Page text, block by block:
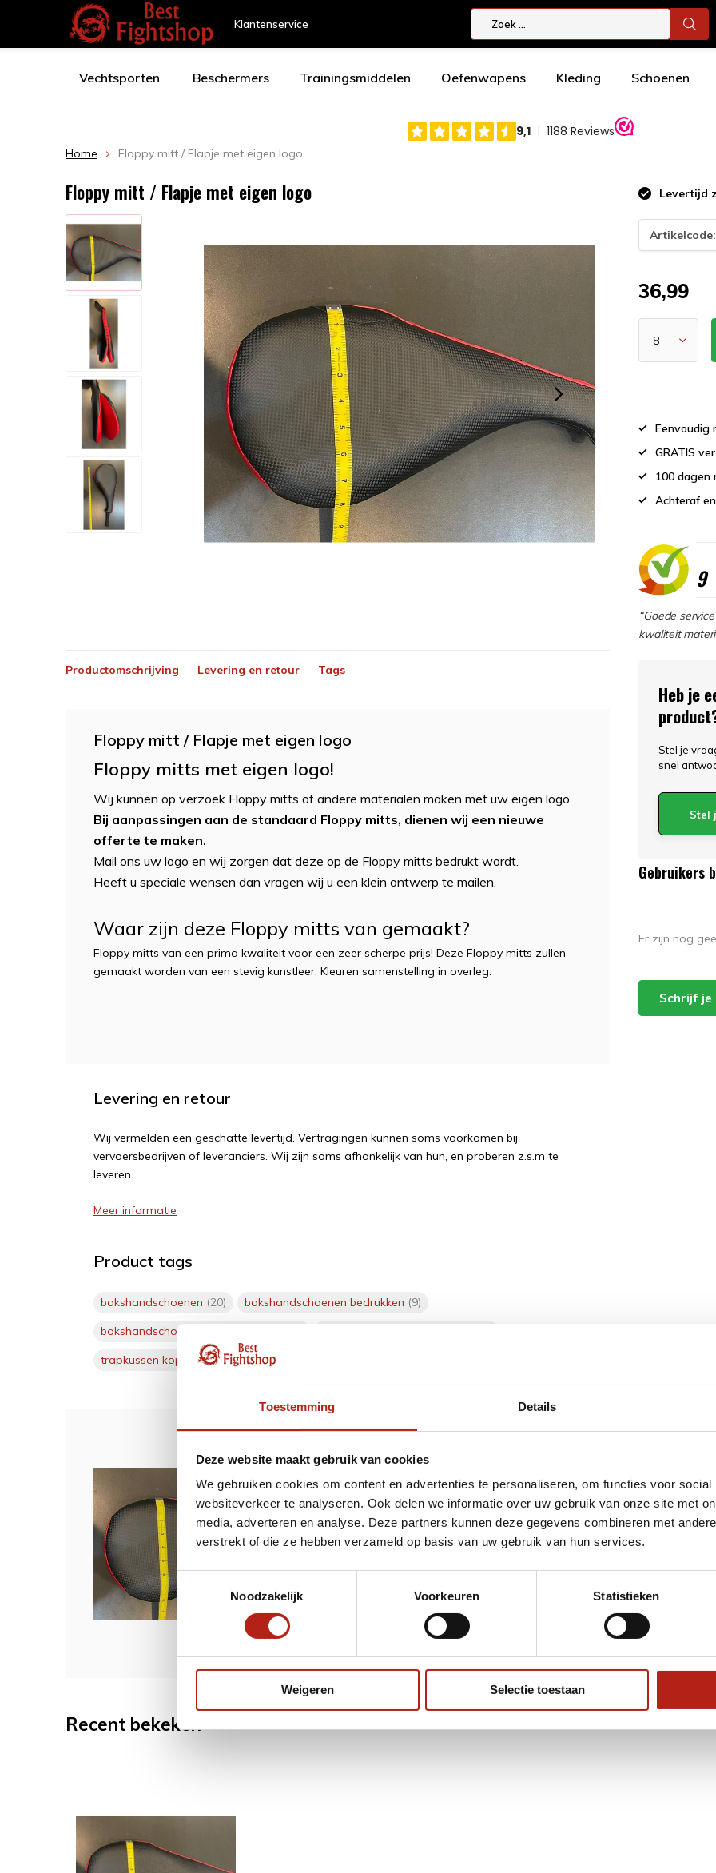
Toestemming Details
Deze website maakt gebruik van cookies
We gebruiken cookies om content en advertenties te personaliseren, om functies voor
websiteverkeer te analyseren. Ook delen we informatie over uw gebruik van onze site met
media, adverteren en analyse. Deze partners kunnen deze gegevens combineren met
verstrekt of die ze hebben verzameld op basis van uw gebruik van hun services.
Toestemmingsselectie
Noodzakelijk
Voorkeuren Statistieken
Weigeren Selectie toestaan
Klantenservice
Vechtsporten Beschermers Trainingsmiddelen Oefenwapens Kleding Schoenen
Home Floppy mitt / Flapje met eigen logo
Floppy mitt / Flapje met eigen logo Levertijd
Artikelcode:
36,99
Eenvoudig
GRATIS
100 dagen
Achteraf
9
“Goede
kwaliteit
Productomschrijving Levering en retour Tags
Floppy mitt / Flapje met eigen logo
Floppy mitts met eigen logo!
Wij kunnen op verzoek Floppy mitts of andere materialen maken met uw eigen logo.
Bij aanpassingen aan de standaard Floppy mitts, dienen wij een nieuwe
offerte te maken.
Mail ons uw logo en wij zorgen dat deze op de Floppy mitts bedrukt wordt.
Heeft u speciale wensen dan vragen wij u een klein ontwerp te mailen.
Waar zijn deze Floppy mitts van gemaakt?
Floppy mitts van een prima kwaliteit voor een zeer scherpe prijs! Deze Floppy mitts zullen
gemaakt worden van een stevig kunstleer. Kleuren samenstelling in overleg.
Levering en retour
Wij vermelden een geschatte levertijd. Vertragingen kunnen soms voorkomen bij
vervoersbedrijven of leveranciers. Wij zijn soms afhankelijk van hun, en proberen z.s.m te
leveren.
Meer informatie
Product tags
bokshandschoenen (20) bokshandschoenen bedrukken (9)
bokshandschoenen met eigen logo
trapkussen kopen(1) trapkussentje kopen
Dit wordt 'm!
Floppy mitt / Flapje met eigen
logo
(0)
Toevoegen aan
Heb je
Stel je
snel
Stel
Gebruikers
Er zijn nog
Schrijf
Recent bekeken